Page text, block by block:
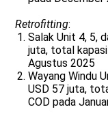
Retrofitting:
Salak Unit 4, 5,
juta, total
Agustus 2025
Wayang Windu
USD 57 juta,
COD pada